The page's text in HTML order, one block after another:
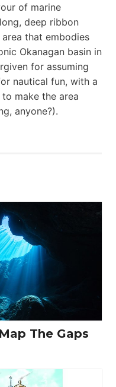
of marine
deep ribbon
that embodies
Okanagan basin in
for assuming
nautical fun, with a
make the area
anyone?).
The Gaps